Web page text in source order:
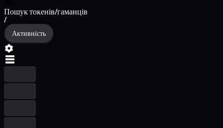
Пошук токенів/гаманців
/
Активність